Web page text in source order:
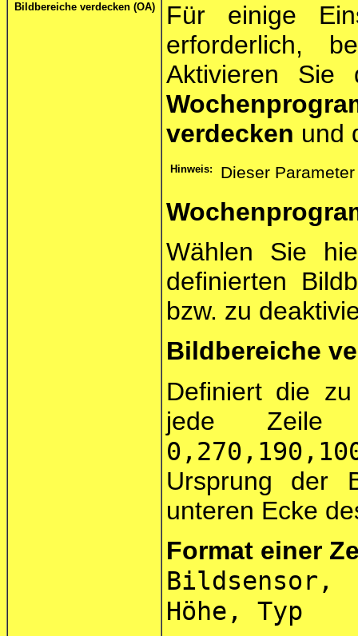
Bildbereiche verdecken (OA)
Für einige
erforderlich,
Aktivieren Sie
verdecken und
Hinweis: Dieser
Wählen Sie
definierten
bzw. zu
Bildbereiche
Definiert die
jede Zeile
Ursprung der
unteren Ecke
Format einer
Höhe, Typ